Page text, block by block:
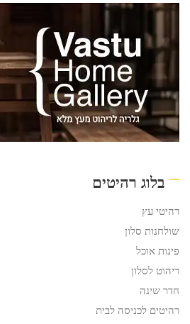
בלוג רהיטים
רהיטי עץ
שולחנות סלון
פינות אוכל
ריהוט לסלון
חדר שינה
רהיטים לכניסה לבית